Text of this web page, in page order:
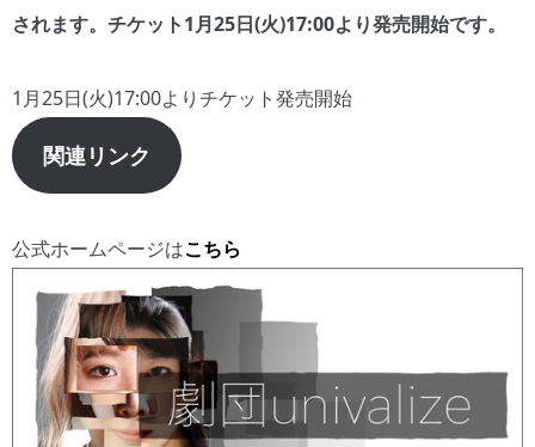
されます。チケット1月25日(火)17:00より発売開始です。
1月25日(火)17:00よりチケット発売開始
関連リンク
公式ホームページはこちら